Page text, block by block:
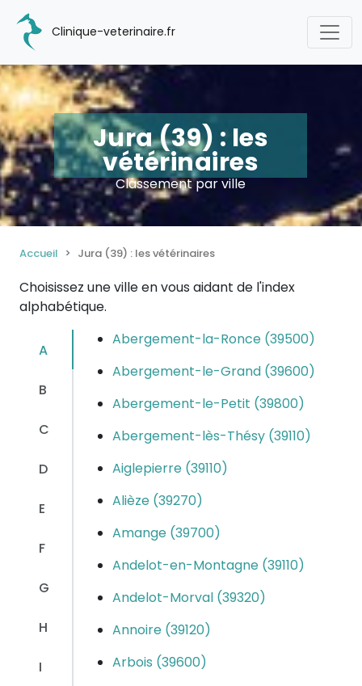
Clinique-veterinaire.fr
Jura (39) : les
vétérinaires
Classement par ville
Accueil Jura (39) : les vétérinaires
Choisissez une ville en vous aidant de l'index
alphabétique.
A
B
C
D
E
F
G
H
I
Abergement-la-Ronce (39500)
Abergement-le-Grand (39600)
Abergement-le-Petit (39800)
Abergement-lès-Thésy (39110)
Aiglepierre (39110)
Alièze (39270)
Amange (39700)
Andelot-en-Montagne (39110)
Andelot-Morval (39320)
Annoire (39120)
Arbois (39600)